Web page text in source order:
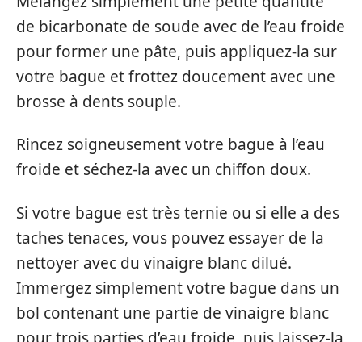
de bicarbonate de soude avec de l’eau froide
pour former une pâte, puis appliquez-la sur
votre bague et frottez doucement avec une
brosse à dents souple.
Rincez soigneusement votre bague à l’eau
froide et séchez-la avec un chiffon doux.
Si votre bague est très ternie ou si elle a des
taches tenaces, vous pouvez essayer de la
nettoyer avec du vinaigre blanc dilué.
Immergez simplement votre bague dans un
bol contenant une partie de vinaigre blanc
pour trois parties d’eau froide, puis laissez-la